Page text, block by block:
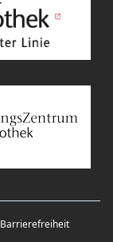
Barrierefreiheit